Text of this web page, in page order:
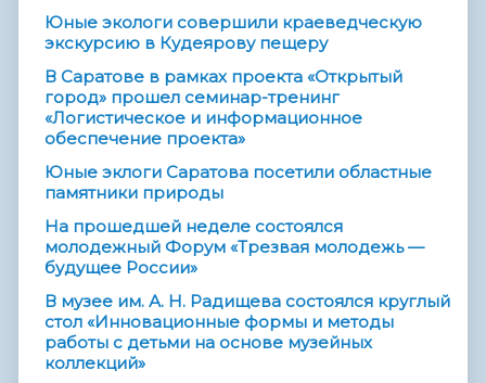
Юные экологи совершили краеведческую
экскурсию в Кудеярову пещеру
В Саратове в рамках проекта «Открытый
город» прошел семинар-тренинг
«Логистическое и информационное
обеспечение проекта»
Юные эклоги Саратова посетили областные
памятники природы
На прошедшей неделе состоялся
молодежный Форум «Трезвая молодежь —
будущее России»
В музее им. А. Н. Радищева состоялся круглый
стол «Инновационные формы и методы
работы с детьми на основе музейных
коллекций»